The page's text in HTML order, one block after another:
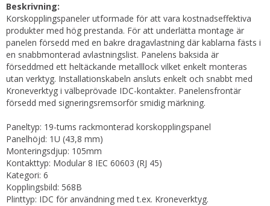
Beskrivning:
Korskopplingspaneler utformade för att vara kostnadseffektiva
produkter med hög prestanda. För att underlätta montage är
panelen försedd med en bakre dragavlastning där kablarna fästs i
en snabbmonterad avlastningslist. Panelens baksida är
förseddmed ett heltäckande metalllock vilket enkelt monteras
utan verktyg. Installationskabeln ansluts enkelt och snabbt med
Kroneverktyg i välbeprövade IDC-kontakter. Panelensfrontär
försedd med signeringsremsorför smidig märkning.
Paneltyp: 19-tums rackmonterad korskopplingspanel
Panelhöjd: 1U (43,8 mm)
Monteringsdjup: 105mm
Kontakttyp: Modular 8 IEC 60603 (RJ 45)
Kategori: 6
Kopplingsbild: 568B
Plinttyp: IDC för användning med t.ex. Kroneverktyg.